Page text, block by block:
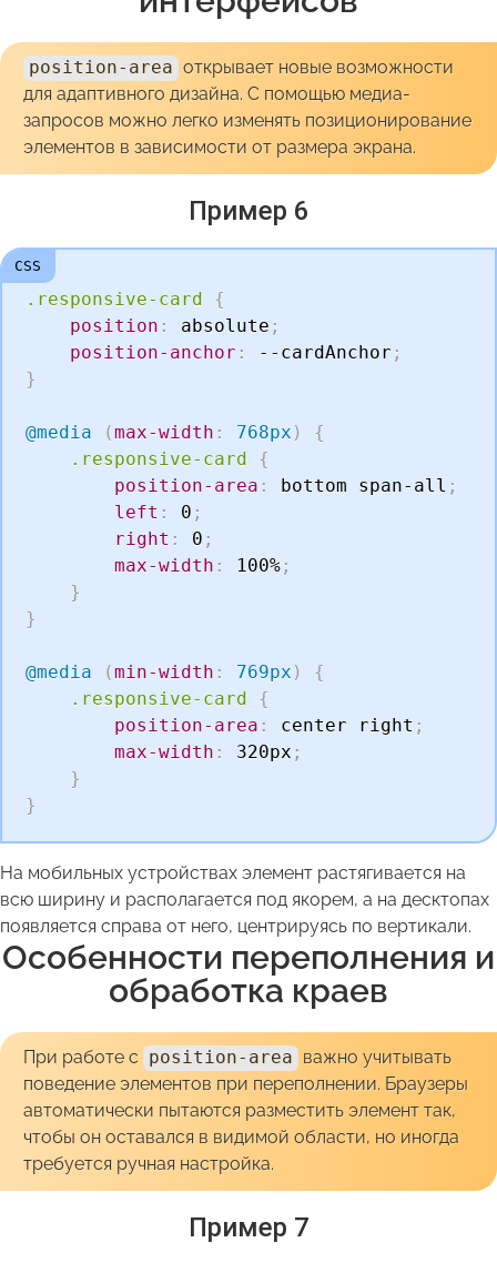
position-area открывает новые возможности
для адаптивного дизайна. С помощью медиа-
запросов можно легко изменять позиционирование
элементов в зависимости от размера экрана.
Пример 6
.responsive-card
{
position : absolute ;
position-anchor : --cardAnchor ;
}
@media (max-width : 768px )
{
.responsive-card
{
position-area : bottom span-all ;
left : 0 ;
right : 0 ;
max-width : 100% ;
}
}
@media (min-width : 769px )
{
.responsive-card
{
position-area : center right ;
max-width : 320px ;
}
}
На мобильных устройствах элемент растягивается на
всю ширину и располагается под якорем, а на десктопах
появляется справа от него, центрируясь по вертикали.
Особенности переполнения и
обработка краев
При работе с position-area важно учитывать
поведение элементов при переполнении. Браузеры
автоматически пытаются разместить элемент так,
чтобы он оставался в видимой области, но иногда
требуется ручная настройка.
Пример 7